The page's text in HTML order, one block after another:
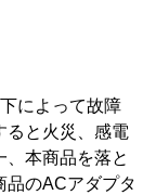
によって故障
ると火災、感電
本商品を落と
品のACアダプタ